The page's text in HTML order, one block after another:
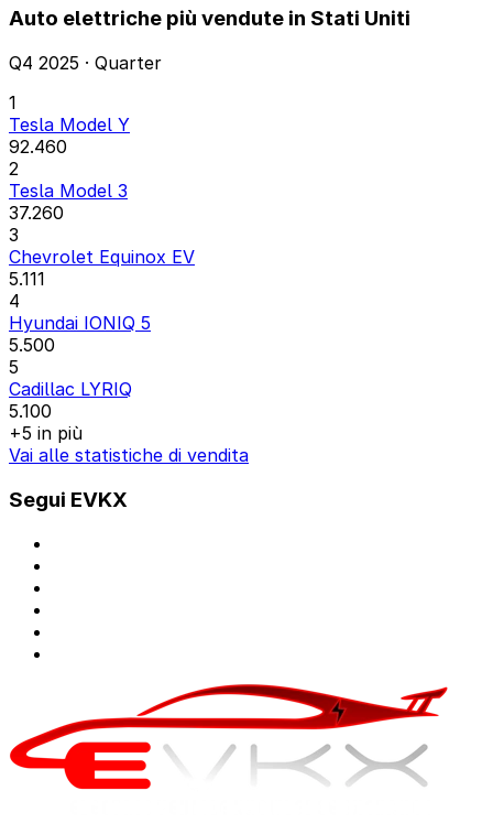
Auto elettriche più vendute in Stati Uniti
Q4 2025 · Quarter
1
Tesla Model Y
92.460
2
Tesla Model 3
37.260
3
Chevrolet Equinox EV
5.111
4
Hyundai IONIQ 5
5.500
5
Cadillac LYRIQ
5.100
+5 in più
Vai alle statistiche di vendita
Segui EVKX